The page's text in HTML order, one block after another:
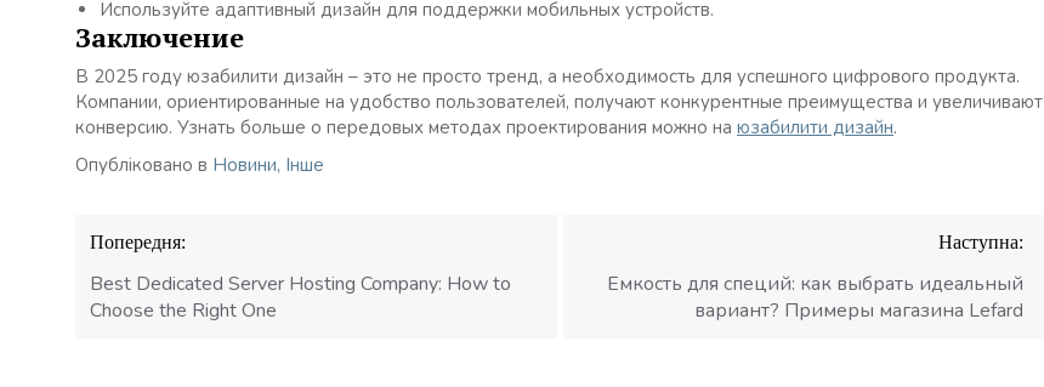
Используйте адаптивный дизайн для поддержки мобильных устройств.
Заключение
В 2025 году юзабилити дизайн – это не просто тренд, а необходимость для успешного цифрового продукта.
Компании, ориентированные на удобство пользователей, получают конкурентные преимущества и увеличивают
конверсию. Узнать больше о передовых методах проектирования можно на юзабилити дизайн.
Опубліковано в Новини, Інше
Навігація
записів
Попередня:
Best Dedicated Server Hosting Company: How to
Choose the Right One
Наступна:
Емкость для специй: как выбрать идеальный
вариант? Примеры магазина Lefard